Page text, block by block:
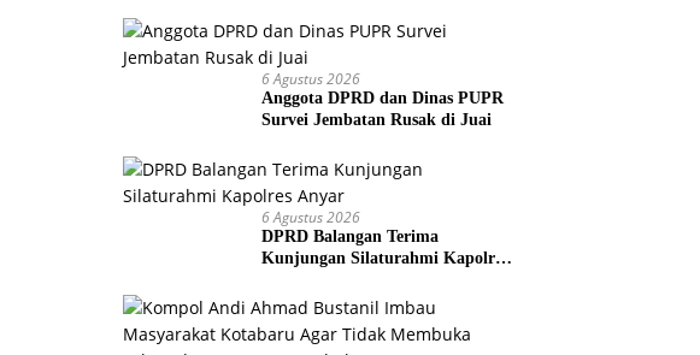
Anggaran yang Responsif
6 Agustus 2026
Anggota DPRD dan Dinas PUPR
Survei Jembatan Rusak di Juai
6 Agustus 2026
DPRD Balangan Terima
Kunjungan Silaturahmi Kapolres